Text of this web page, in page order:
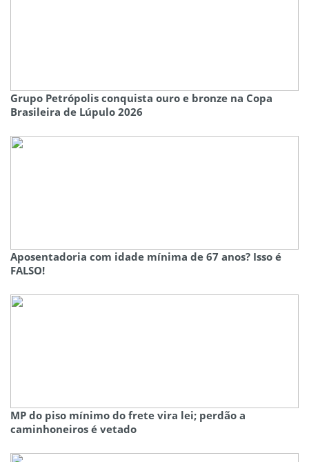
Grupo Petrópolis conquista ouro e bronze na Copa
Brasileira de Lúpulo 2026
Aposentadoria com idade mínima de 67 anos? Isso é
FALSO!
MP do piso mínimo do frete vira lei; perdão a
caminhoneiros é vetado